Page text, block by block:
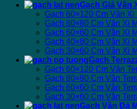
Gạch Giả Vân
Gạch 60×120 Cm Vân Xi
Gạch 80×80 Cm Vân Xi
Gạch 60×60 Cm Vân Xi
Gạch 40×80 Cm Vân Xi
Gạch 30×60 Cm Vân Xi
Gạch
Gạch 60×120 Cm Vân
Gạch 80×80 Cm Vân
Gạch 60×60 Cm Vân
Gạch 30×60 Cm Vân
Gạch Vân Đá